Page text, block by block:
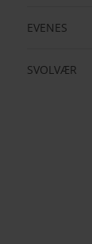
EVENES
SVOLVÆR